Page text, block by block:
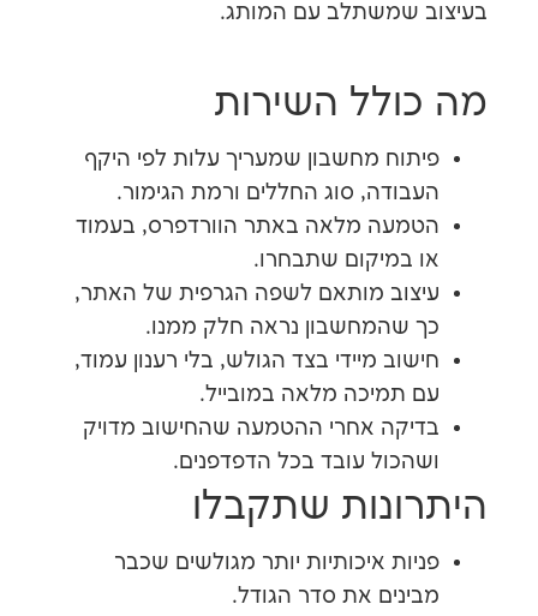
שמשתלב עם המותג.
השירות
מחשבון שמעריך עלות לפי היקף
סוג החללים ורמת הגימור.
מלאה באתר הוורדפרס, בעמוד
במיקום שתבחרו.
מותאם לשפה הגרפית של האתר,
שהמחשבון נראה חלק ממנו.
מיידי בצד הגולש, בלי רענון עמוד,
תמיכה מלאה במובייל.
אחרי ההטמעה שהחישוב מדויק
עובד בכל הדפדפנים.
שתקבלו
איכותיות יותר מגולשים שכבר
את סדר הגודל.